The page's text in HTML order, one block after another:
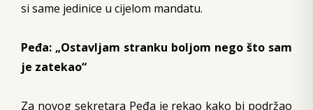
si same jedinice u cijelom mandatu.
Peđa: „Ostavljam stranku boljom nego što sam
je zatekao“
Za novog sekretara Peđa je rekao kako bi podržao